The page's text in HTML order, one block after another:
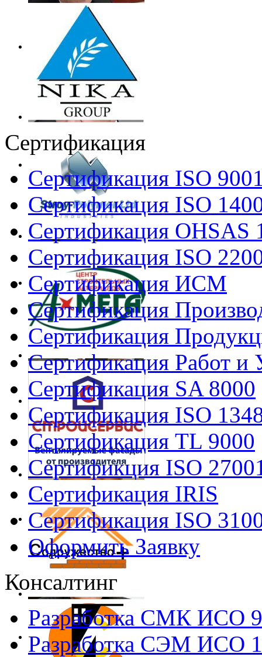
Сертификация
Сертификация ISO
Сертификация ISO
Сертификация OHSAS
Сертификация ISO
Сертификация ИСМ
Сертификация
Сертификация
Сертификация Работ и
Сертификация SA 8000
Сертификация ISO
Сертификация TL 9000
Сертификция ISO
Сертификация IRIS
Сертификация ISO
Оформить Заявку
Консалтинг
Разработка СМК ИСО
Разработка СЭМ ИСО